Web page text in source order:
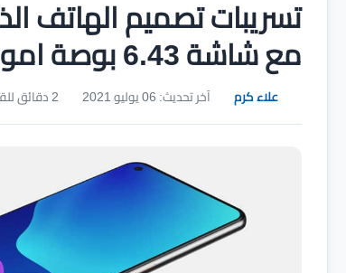
مع شاشة 6.43 بوصة اموليد 120Hz بدقة FHD+
علاء كرم آخر تحديث: 06 يوليو 2021